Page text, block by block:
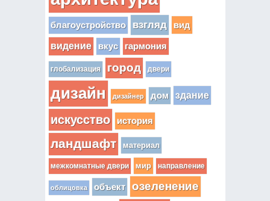
благоустройство взгляд вид
видение вкус гармония
глобализация город двери
дизайн дизайнер дом здание
искусство история
ландшафт материал
межкомнатные двери мир направление
облицовка объект озеленение